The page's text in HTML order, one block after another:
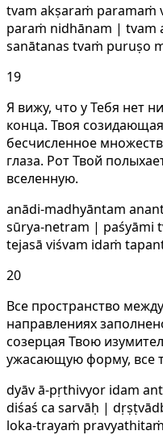
tvam akṣaraṁ paramaṁ
paraṁ nidhānam | tvam
sanātanas tvaṁ puruṣo
19
Я вижу, что у Тебя нет
конца. Твоя
бесчисленное
глаза. Рот Твой
вселенную.
anādi-madhyāntam
sūrya-netram | paśyāmi
tejasā viśvam idaṁ
20
Все пространство
направлениях
созерцая Твою
ужасающую форму, все
dyāv ā-pṛthivyor idam
diśaś ca sarvāḥ |
loka-trayaṁ